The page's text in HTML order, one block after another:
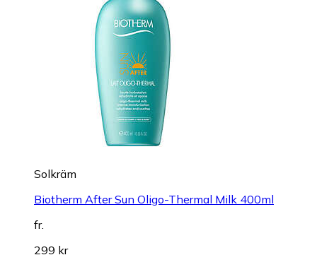
Solkräm
Biotherm After Sun Oligo-Thermal Milk 400ml
fr.
299 kr